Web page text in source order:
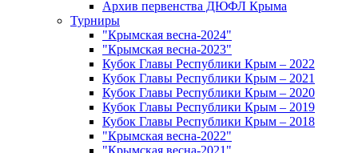
Архив первенства ДЮФЛ Крыма
Турниры
"Крымская весна-2024"
"Крымская весна-2023"
Кубок Главы Республики Крым – 2022
Кубок Главы Республики Крым – 2021
Кубок Главы Республики Крым – 2020
Кубок Главы Республики Крым – 2019
Кубок Главы Республики Крым – 2018
"Крымская весна-2022"
"Крымская весна-2021"